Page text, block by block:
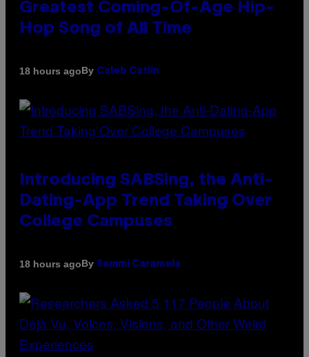
Greatest Coming-Of-Age Hip-
Hop Song of All Time
18 hours agoBy Caleb Catlin
Introducing SABSing, the Anti-
Dating-App Trend Taking Over
College Campuses
18 hours agoBy Sammi Caramela